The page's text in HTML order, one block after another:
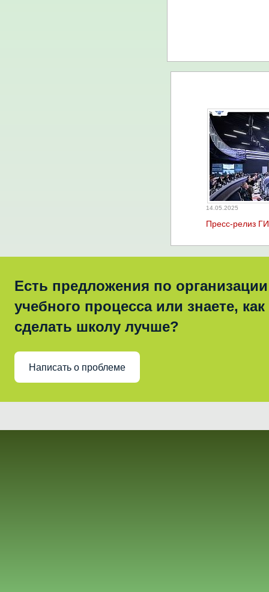
14.05.2025
Пресс-релиз
Есть предложения по организации
учебного процесса или знаете, как
сделать школу лучше?
Написать о проблеме